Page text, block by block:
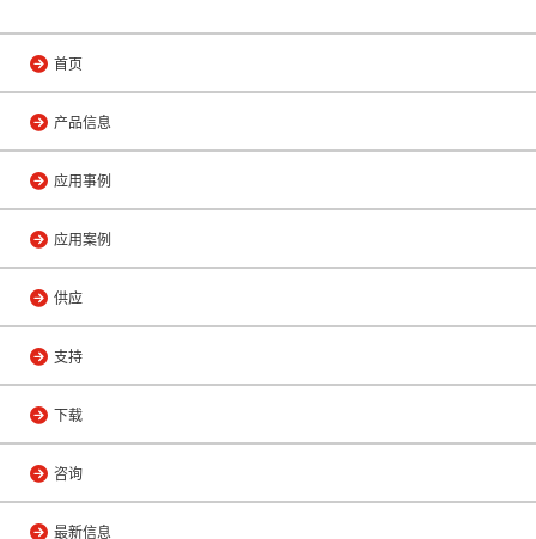
首页
产品信息
应用事例
应用案例
供应
支持
下载
咨询
最新信息